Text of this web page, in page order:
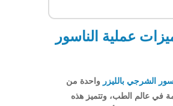
عملية الناسور
الشرجي بالليزر واحدة من
في عالم الطب، وتتميز هذه